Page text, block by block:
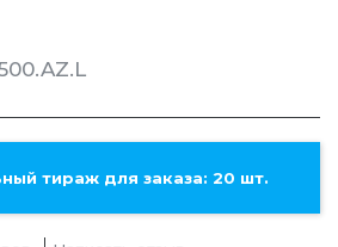
тираж для заказа: 20 шт.